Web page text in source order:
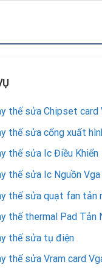
thế sửa Chipset card
thế sửa cổng xuất
thế sửa Ic Điều Khiển
thế sửa Ic Nguồn Vga
thế sửa quạt fan tản
thế thermal Pad Tản
thế sửa tụ điện
thế sửa Vram card